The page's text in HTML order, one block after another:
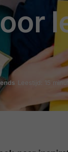
Leestijd: 15